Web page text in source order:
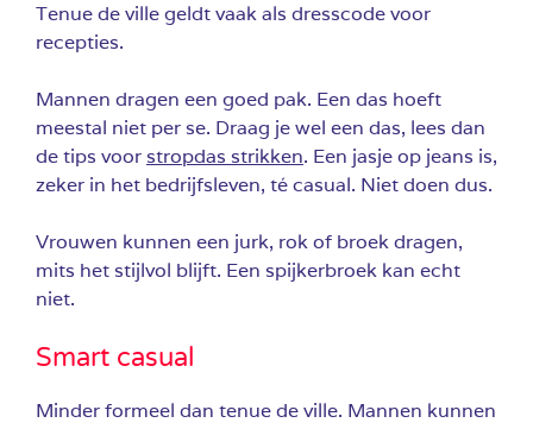
Tenue de ville geldt vaak als dresscode voor
recepties.
Mannen dragen een goed pak. Een das hoeft
meestal niet per se. Draag je wel een das, lees dan
de tips voorstropdas strikken. Een jasje op jeans is,
zeker in het bedrijfsleven, té casual. Niet doen dus.
Vrouwen kunnen een jurk, rok of broek dragen,
mits het stijlvol blijft. Een spijkerbroek kan echt
niet.
Smart casual
Minder formeel dan tenue de ville. Mannen kunnen